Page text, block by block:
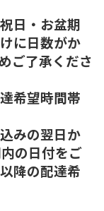
日・お盆期
に日数がか
ご了承くださ
希望時間帯
みの翌日か
の日付をご
降の配達希